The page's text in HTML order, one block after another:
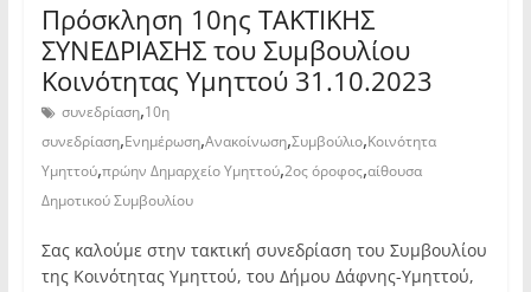
Πρόσκληση 10ης TAKTIKHΣ
ΣΥΝΕΔΡΙΑΣΗΣ του Συμβουλίου
Κοινότητας Υμηττού 31.10.2023
συνεδρίαση,10η
συνεδρίαση,Ενημέρωση,Ανακοίνωση,Συμβούλιο,Κοινότητα
Υμηττού,πρώην Δημαρχείο Υμηττού,2ος όροφος,αίθουσα
Δημοτικού Συμβουλίου
Σας καλούμε στην τακτική συνεδρίαση του Συμβουλίου
της Κοινότητας Υμηττού, του Δήμου Δάφνης-Υμηττού,